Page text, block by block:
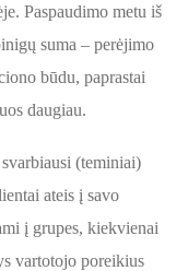
Paspaudimo metu iš
suma – perėjimo
būdu, paprastai
daugiau.
(teminiai)
ateis į savo
į grupes, kiekvienai
vartotojo poreikius